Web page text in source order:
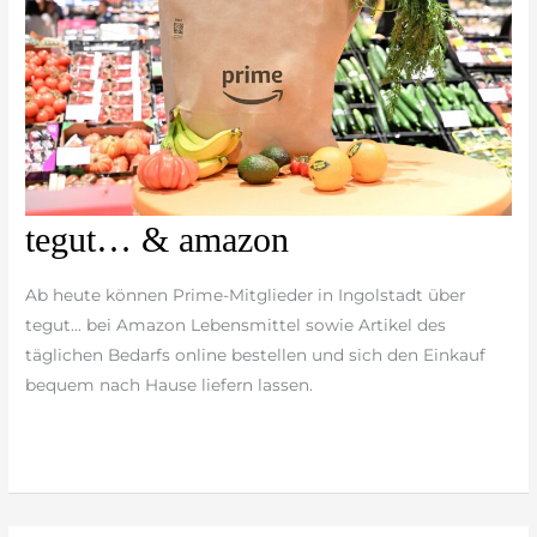
tegut… & amazon
Ab heute können Prime-Mitglieder in Ingolstadt über
tegut… bei Amazon Lebensmittel sowie Artikel des
täglichen Bedarfs online bestellen und sich den Einkauf
bequem nach Hause liefern lassen.
tegut…
amazon